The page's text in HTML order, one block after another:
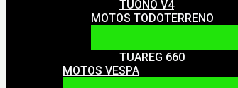
TUONO V4
MOTOS TODOTERRENO
TUAREG 660
MOTOS VESPA